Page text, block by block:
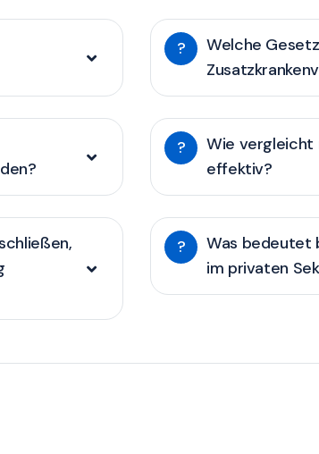
?
Welche
?
Wie vergleicht
effektiv?
?
Was bedeutet
im privaten